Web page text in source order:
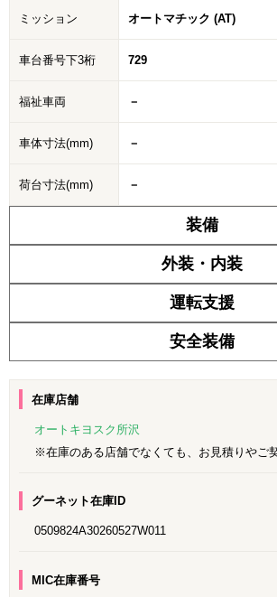
ミッション オートマチック (AT)
車台番号下3桁 729
福祉車両 －
車体寸法(mm) －
荷台寸法(mm) －
装備
外装・内装
運転支援
安全装備
在庫店舗
オートキヨスク所沢
※在庫のある店舗でなくても、お見積りやご
グーネット在庫ID
0509824A30260527W011
MIC在庫番号